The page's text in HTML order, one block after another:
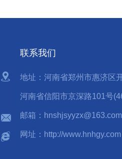
联系我们
地址：河南省郑州市惠济区
河南省信阳市京深路101号
邮箱：hnshjsyyzx@163.com
网址：http://www.hnhgy.com